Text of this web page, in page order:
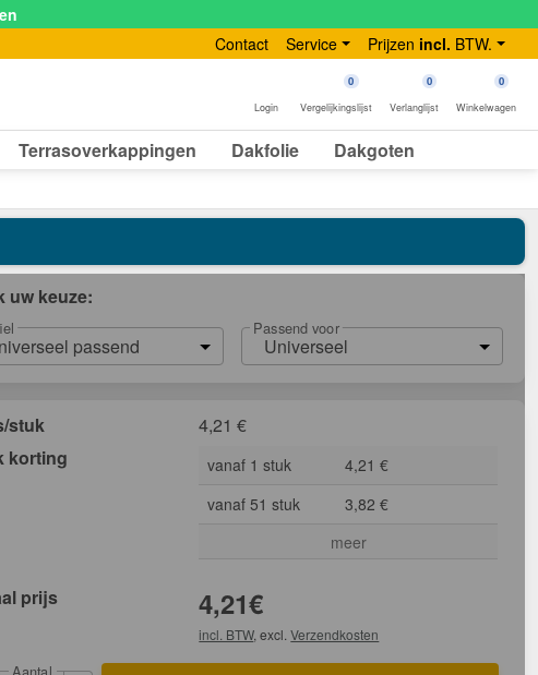
Contact Service Prijzen incl. BTW.
Login
0
Vergelijkingslijst
0
Verlanglijst
0
Winkelwagen
Terrasoverkappingen Dakfolie Dakgoten
uw keuze:
passend
Passend voor
Universeel
stuk 4,21 €
korting
vanaf 1 stuk
4,21 €
vanaf 51 stuk
3,82 €
meer
prijs 4,21€
incl. BTW, excl.Verzendkosten
Aantal